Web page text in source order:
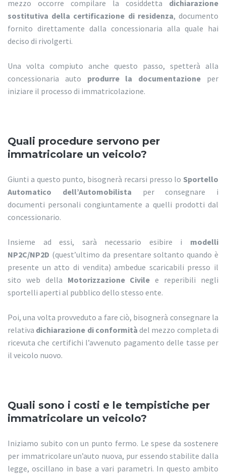
mezzo occorre compilare la cosiddetta dichiarazione
sostitutiva della certificazione di residenza, documento
fornito direttamente dalla concessionaria alla quale hai
deciso di rivolgerti.
Una volta compiuto anche questo passo, spetterà alla
concessionaria auto produrre la documentazione per
iniziare il processo di immatricolazione.
Quali procedure servono per
immatricolare un veicolo?
Giunti a questo punto, bisognerà recarsi presso lo Sportello
Automatico dell’Automobilista per consegnare i
documenti personali congiuntamente a quelli prodotti dal
concessionario.
Insieme ad essi, sarà necessario esibire i modelli
NP2C/NP2D (quest’ultimo da presentare soltanto quando è
presente un atto di vendita) ambedue scaricabili presso il
sito web della Motorizzazione Civilee reperibili negli
sportelli aperti al pubblico dello stesso ente.
Poi, una volta provveduto a fare ciò, bisognerà consegnare la
relativa dichiarazione di conformità del mezzo completa di
ricevuta che certifichi l’avvenuto pagamento delle tasse per
il veicolo nuovo.
Quali sono i costi e le tempistiche per
immatricolare un veicolo?
Iniziamo subito con un punto fermo. Le spese da sostenere
per immatricolare un’auto nuova, pur essendo stabilite dalla
legge, oscillano in base a vari parametri. In questo ambito